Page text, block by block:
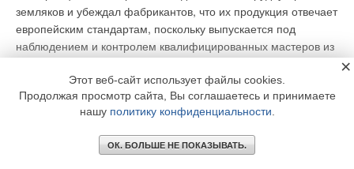
земляков и убеждал фабрикантов, что их продукция отвечает
европейским стандартам, поскольку выпускается под
наблюдением и контролем квалифицированных мастеров из
Европы. Однако Мариан Казимирович активно помогал не
только полякам, но и многим другим диаспорам, например,
татарам.
Этот веб-сайт использует файлы cookies.
Продолжая просмотр сайта, Вы соглашаетесь и принимаете
нашу политику конфиденциальности
ОК. БОЛЬШЕ НЕ ПОКАЗЫВАТЬ.
×